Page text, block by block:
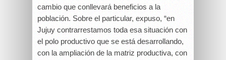
cambio que conllevará beneficios a la
población. Sobre el particular, expuso, “en
Jujuy contrarrestamos toda esa situación con
el polo productivo que se está desarrollando,
con la ampliación de la matriz productiva, con